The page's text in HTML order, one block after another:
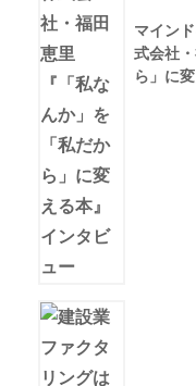
マイン
式会社
ら」に